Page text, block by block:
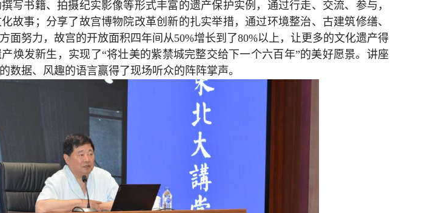
写书籍、拍摄纪实影像等形式丰富的遗产保护实例，通过行走、交流、参与，
故事；分享了故宫博物院改革创新的扎实举措，通过环境整治、古建筑修缮、
面努力，故宫的开放面积四年间从50%增长到了80%以上，让更多的文化遗产得
焕发新生，实现了“将壮美的紫禁城完整交给下一个六百年”的美好愿景。讲座
数据、风趣的语言赢得了现场听众的阵阵掌声。